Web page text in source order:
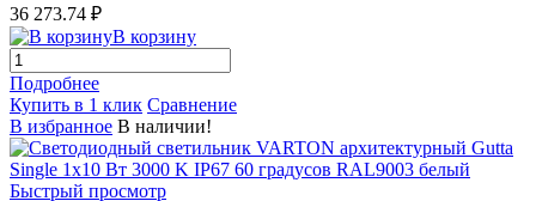
36 273.74 ₽
В корзину
Подробнее
Купить в 1 клик Сравнение
В избранное В наличии!
Быстрый просмотр